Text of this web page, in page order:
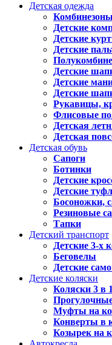
Детская одежда
Детские
Детские
Детские
Детские
Детские
Детские
Рукавицы,
Флисовые
Детская
Детская
Детская обувь
Сапоги
Ботинки
Детские
Детские
Босоножки,
Резиновые
Тапки
Детский транспорт
Детские 3-х
Беговелы
Детские
Детские коляски
Коляски 3 в 1
Муфты на
Конверты в
Козырек на